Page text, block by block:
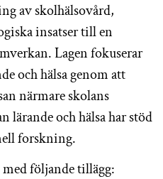
av skolhälsovård,
insatser till en
Lagen fokuserar
och hälsa genom att
närmare skolans
lärande och hälsa har stöd
forskning.
följande tillägg: